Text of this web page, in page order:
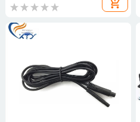
multifuncțional
add_shopping_cart